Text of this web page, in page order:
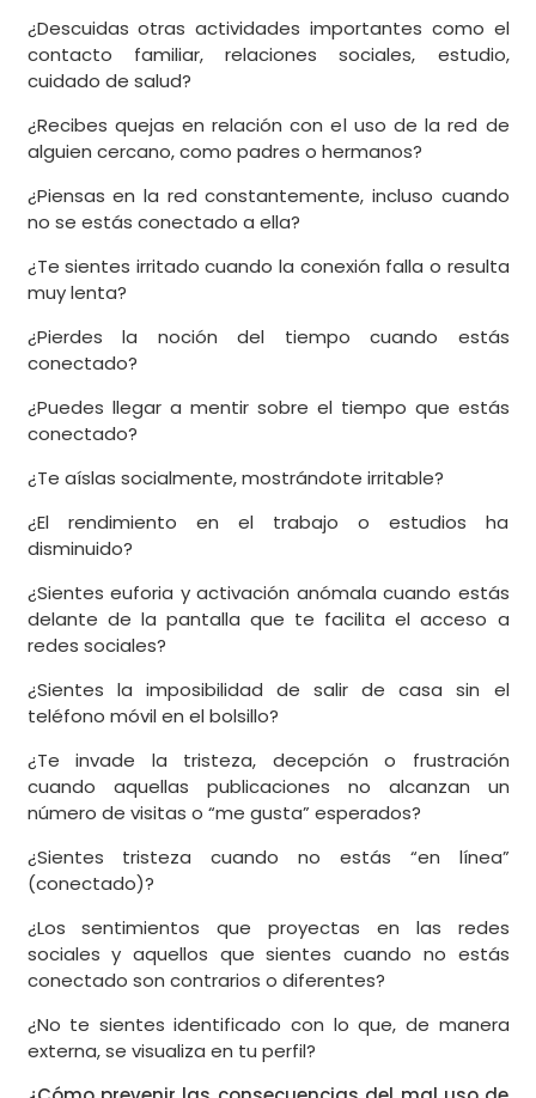
¿Descuidas otras actividades importantes como el
contacto familiar, relaciones sociales, estudio,
cuidado de salud?
¿Recibes quejas en relación con el uso de la red de
alguien cercano, como padres o hermanos?
¿Piensas en la red constantemente, incluso cuando
no se estás conectado a ella?
¿Te sientes irritado cuando la conexión falla o resulta
muy lenta?
¿Pierdes la noción del tiempo cuando estás
conectado?
¿Puedes llegar a mentir sobre el tiempo que estás
conectado?
¿Te aíslas socialmente, mostrándote irritable?
¿El rendimiento en el trabajo o estudios ha
disminuido?
¿Sientes euforia y activación anómala cuando estás
delante de la pantalla que te facilita el acceso a
redes sociales?
¿Sientes la imposibilidad de salir de casa sin el
teléfono móvil en el bolsillo?
¿Te invade la tristeza, decepción o frustración
cuando aquellas publicaciones no alcanzan un
número de visitas o “me gusta” esperados?
¿Sientes tristeza cuando no estás “en línea”
(conectado)?
¿Los sentimientos que proyectas en las redes
sociales y aquellos que sientes cuando no estás
conectado son contrarios o diferentes?
¿No te sientes identificado con lo que, de manera
externa, se visualiza en tu perfil?